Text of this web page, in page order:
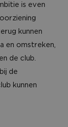
is even
kunnen
en omstreken,
de club.
de
kunnen